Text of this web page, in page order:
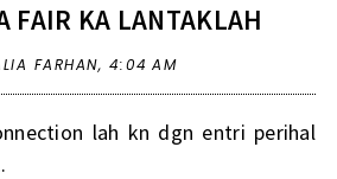
FAIR KA LANTAKLAH
FARHAN, 4:04 AM
lah kn dgn entri perihal